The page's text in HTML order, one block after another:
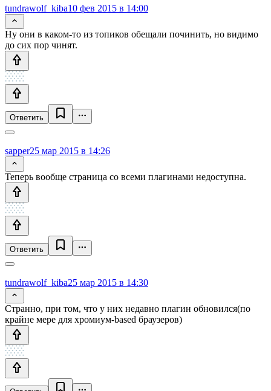
tundrawolf_kiba10 фев 2015 в 14:00
Ну они в каком-то из топиков обещали починить, но видимо
до сих пор чинят.
Ответить
sapper25 мар 2015 в 14:26
Теперь вообще страница со всеми плагинами недоступна.
Ответить
tundrawolf_kiba25 мар 2015 в 14:30
Странно, при том, что у них недавно плагин обновился(по
крайне мере для хромиум-based браузеров)